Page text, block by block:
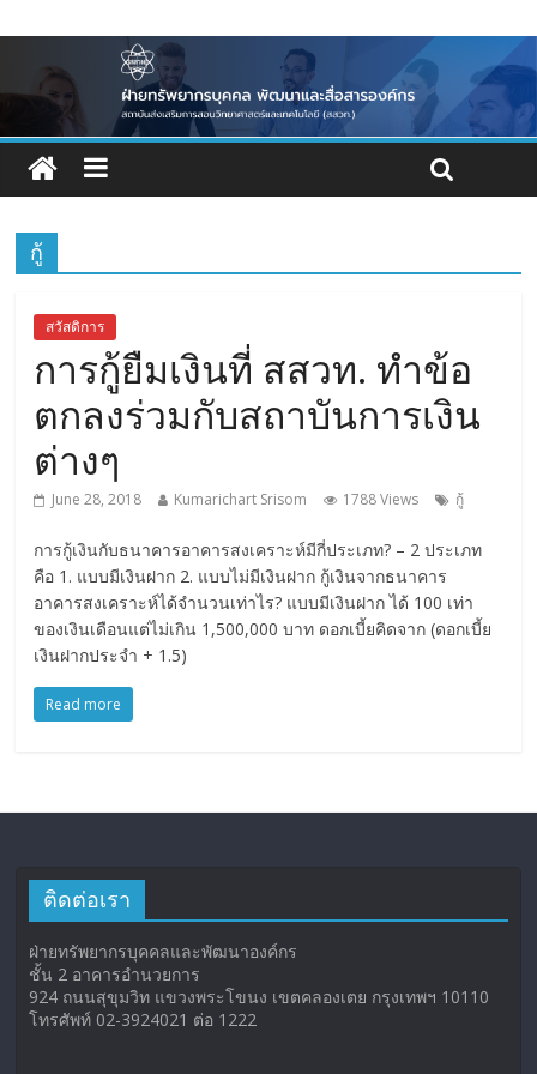
กู้
สวัสดิการ
การกู้ยืมเงินที่ สสวท. ทำข้อ
ตกลงร่วมกับสถาบันการเงิน
ต่างๆ
June 28, 2018 Kumarichart Srisom 1788 Views กู้
การกู้เงินกับธนาคารอาคารสงเคราะห์มีกี่ประเภท? – 2 ประเภท
คือ 1. แบบมีเงินฝาก 2. แบบไม่มีเงินฝาก กู้เงินจากธนาคาร
อาคารสงเคราะห์ได้จำนวนเท่าไร? แบบมีเงินฝาก ได้ 100 เท่า
ของเงินเดือนแต่ไม่เกิน 1,500,000 บาท ดอกเบี้ยคิดจาก (ดอกเบี้ย
เงินฝากประจำ + 1.5)
Read more
ติดต่อเรา
ฝ่ายทรัพยากรบุคคลและพัฒนาองค์กร
ชั้น 2 อาคารอำนวยการ
924 ถนนสุขุมวิท แขวงพระโขนง เขตคลองเตย กรุงเทพฯ 10110
โทรศัพท์ 02-3924021 ต่อ 1222